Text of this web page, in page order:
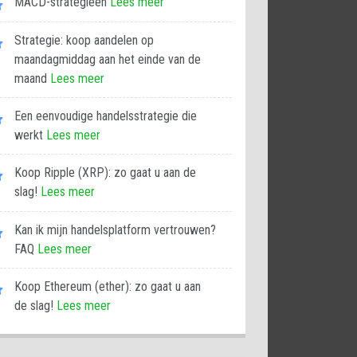
Strategie: koop aandelen op
maandagmiddag aan het einde van de
maand Lees meer
Een eenvoudige handelsstrategie die
werktLees meer
Koop Ripple (XRP): zo gaat u aan de
slag! Lees meer
Kan ik mijn handelsplatform vertrouwen?
FAQ Lees meer
Koop Ethereum (ether): zo gaat u aan
de slag! Lees meer